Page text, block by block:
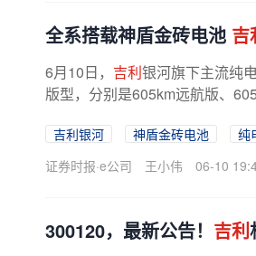
全系搭载神盾金砖电池 吉
6月10日， 吉利银河旗下主流
版型，分别是605km远航版、
吉利银河 神盾金砖电池
纯
证券时报·e公司
王小伟 06-10
300120，最新公告！ 吉利